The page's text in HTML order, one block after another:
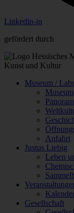
Linkedin-in
gefördert durch
Museum /
Museum
Anfahrt
Justus Liebig
Leben
Gesellschaft